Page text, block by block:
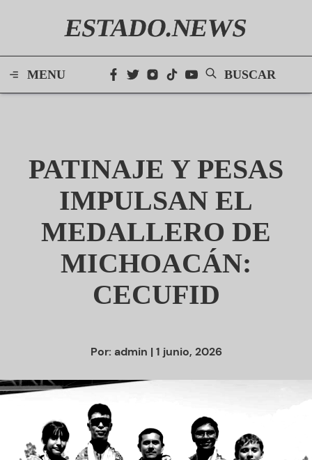
ESTADO.NEWS
MENU BUSCAR
PATINAJE Y PESAS
IMPULSAN EL
MEDALLERO DE
MICHOACÁN:
CECUFID
Por: admin | 1 junio, 2026